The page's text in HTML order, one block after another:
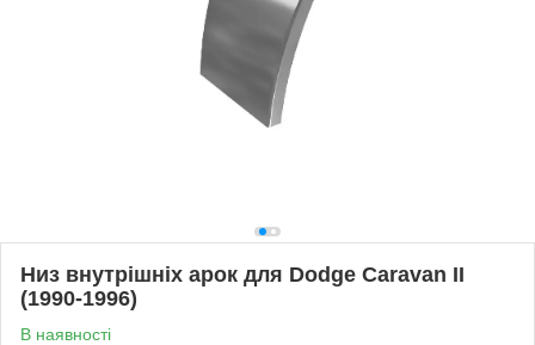
Низ внутрішніх арок для Dodge Caravan II
(1990-1996)
В наявності